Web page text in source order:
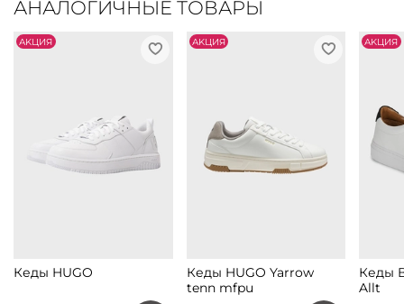
АНАЛОГИЧНЫЕ ТОВАРЫ
АKЦИЯ
Кеды HUGO
АKЦИЯ
Кеды HUGO Yarrow
tenn mfpu
АKЦИЯ
Кеды
Allt